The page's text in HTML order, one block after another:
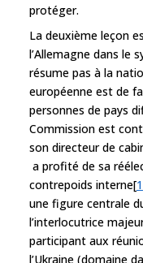
protéger.
La deuxième leçon
l’Allemagne dans le
résume pas à la
européenne est de
personnes de pays
Commission est
son directeur de
a profité de sa
contrepoids interne[1
une figure centrale
l’interlocutrice
participant aux
l’Ukraine (domaine